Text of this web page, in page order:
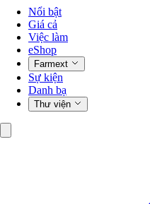
Nổi bật
Giá cả
Việc làm
eShop
Farmext
Sự kiện
Danh bạ
Thư viện